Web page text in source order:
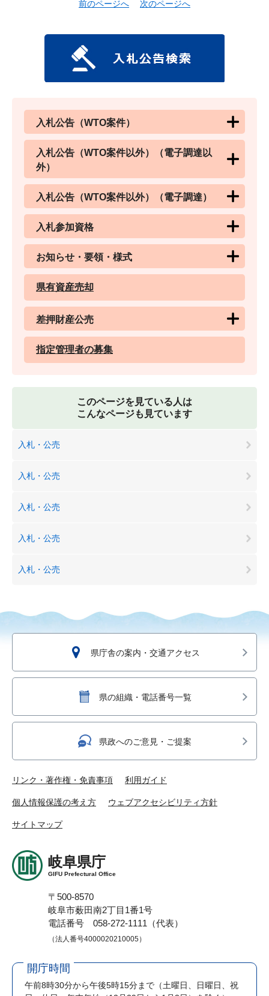
前のページへ 次のページへ
入札公告（WTO案件）
入札公告（WTO案件以外）（電子調達以
外）
入札公告（WTO案件以外）（電子調達）
入札参加資格
お知らせ・要領・様式
県有資産売却
差押財産公売
指定管理者の募集
このページを見ている人は
こんなページも見ています
入札・公売
入札・公売
入札・公売
入札・公売
入札・公売
県庁舎の案内・交通アクセス
県の組織・電話番号一覧
県政へのご意見・ご提案
リンク・著作権・免責事項 利用ガイド
個人情報保護の考え方 ウェブアクセシビリティ方針
サイトマップ
岐阜県庁
GIFU Prefectural Office
〒500-8570
岐阜市薮田南2丁目1番1号
電話番号 058-272-1111（代表）
（法人番号4000020210005）
開庁時間
午前8時30分から午後5時15分まで （土曜日、日曜日、祝